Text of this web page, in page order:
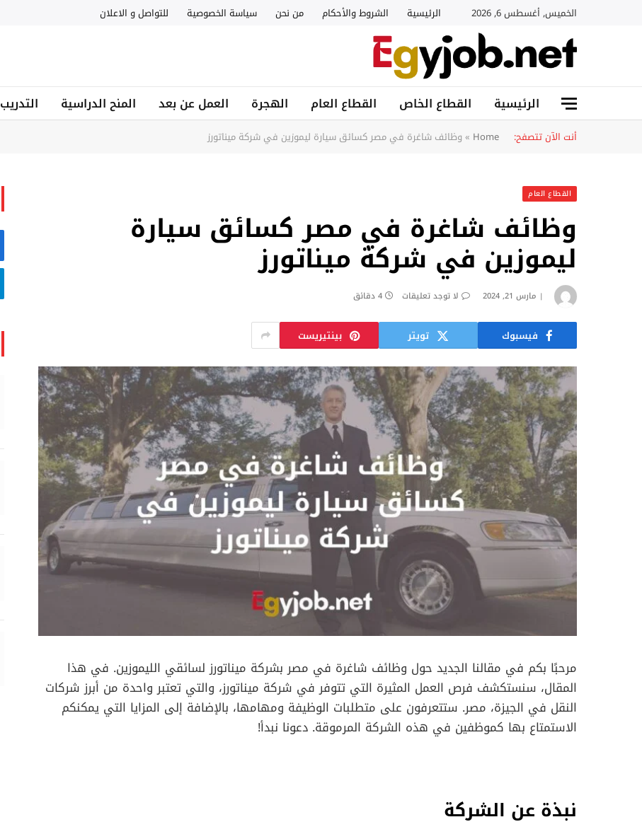
الخميس, أغسطس 6, 2026 الرئيسية الشروط والأحكام من نحن سياسة الخصوصية للتواصل و الاعلان
الرئيسية القطاع الخاص القطاع العام الهجرة العمل عن بعد المنح الدراسية التدريب
أنت الآن تتصفح: Home
» وظائف شاغرة في مصر كسائق سيارة ليموزين في شركة ميناتورز
القطاع العام
وظائف شاغرة في مصر كسائق سيارة
ليموزين في شركة ميناتورز
مارس 21, 2024 لا توجد تعليقات 4 دقائق
فيسبوك تويتر بينتيريست
مرحبًا بكم في مقالنا الجديد حول وظائف شاغرة في مصر بشركة ميناتورز لسائقي الليموزين. في هذا
المقال، سنستكشف فرص العمل المثيرة التي تتوفر في شركة ميناتورز، والتي تعتبر واحدة من أبرز شركات
النقل في الجيزة، مصر. ستتعرفون على متطلبات الوظيفة ومهامها، بالإضافة إلى المزايا التي يمكنكم
الاستمتاع بها كموظفين في هذه الشركة المرموقة. دعونا نبدأ!
نبذة عن الشركة